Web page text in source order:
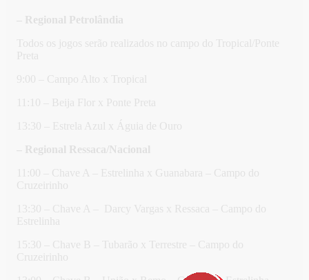
– Regional Petrolândia
Todos os jogos serão realizados no campo do Tropical/Ponte
Preta
9:00 – Campo Alto x Tropical
11:10 – Beija Flor x Ponte Preta
13:30 – Estrela Azul x Águia de Ouro
– Regional Ressaca/Nacional
11:00 – Chave A – Estrelinha x Guanabara – Campo do
Cruzeirinho
13:30 – Chave A – Darcy Vargas x Ressaca – Campo do
Estrelinha
15:30 – Chave B – Tubarão x Terrestre – Campo do
Cruzeirinho